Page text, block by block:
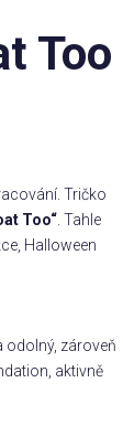
Too
Tričko
Too“. Tahle
Halloween
odolný, zároveň
aktivně